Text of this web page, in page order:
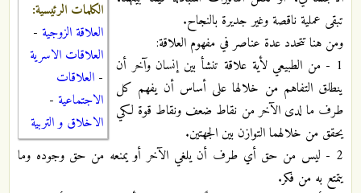
الكلمات الرئيسية:
العلاقة الزوجية -
العلاقات الاسرية
- العلاقات
الاجتماعية -
الاخلاق و التربية
تبقى عملية ناقصة وغير جديرة بالنجاح.
ومن هنا تتحدد عدة عناصر في مفهوم العلاقة:
1 - من الطبيعي لأية علاقة تنشأ بين إنسان وآخر أن
ينطلق التفاهم من خلالها على أساس أن يفهم كل
طرف ما لدى الآخر من نقاط ضعف ونقاط قوة لكي
يحقق من خلالهما التوازن بين الجهتين.
2 - ليس من حق أي طرف أن يلغي الآخر أو يمنعه من حق وجوده وما
يتمتع به من فكر.